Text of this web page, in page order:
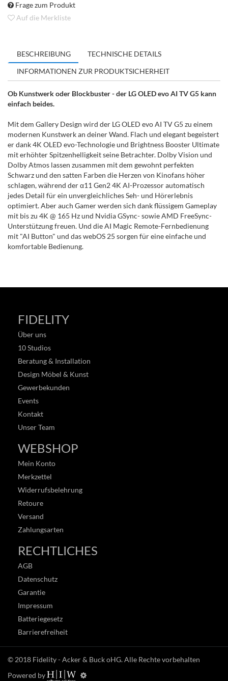
Frage zum Produkt
Auf die Merkliste
BESCHREIBUNG
TECHNISCHE DETAILS
INFORMATIONEN ZUR PRODUKTSICHERHEIT
Ob Kunstwerk oder Blockbuster - der LG OLED evo AI TV G5 kann
einfach beides.
Mit dem Gallery Design wird der LG OLED evo AI TV G5 zu einem
modernen Kunstwerk an deiner Wand. Flach und elegant begeistert
er dank 4K OLED evo-Technologie und Brightness Booster Ultimate
mit erhöhter Spitzenhelligkeit seine Betrachter. Dolby Vision und
Dolby Atmos lassen zusammen mit dem gewohnt perfekten
Schwarz und den satten Farben die Herzen von Kinofans höher
schlagen, während der α11 Gen2 4K AI-Prozessor automatisch
jedes Detail für ein unvergleichliches Seh- und Hörerlebnis
optimiert. Aber auch Gamer werden sich dank flüssigem Gameplay
mit bis zu 4K @ 165 Hz und Nvidia GSync- sowie AMD FreeSync-
Unterstützung freuen. Und die AI Magic Remote-Fernbedienung
mit "AI Button" und das webOS 25 sorgen für eine einfache und
komfortable Bedienung.
FIDELITY
Über uns
10 Studios
Beratung & Installation
Design Möbel & Kunst
Gewerbekunden
Events
Kontakt
Unser Team
WEBSHOP
Mein Konto
Merkzettel
Widerrufsbelehrung
Retoure
Versand
Zahlungsarten
RECHTLICHES
AGB
Datenschutz
Garantie
Impressum
Batteriegesetz
Barrierefreiheit
© 2018 Fidelity - Acker & Buck oHG. Alle Rechte vorbehalten
Powered by